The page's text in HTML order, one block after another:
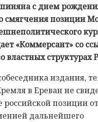
с днем
смягчения позиции
«Коммерсант» со
властных структурах
издания,
в Ереван не
российской позиции
дальнейшего